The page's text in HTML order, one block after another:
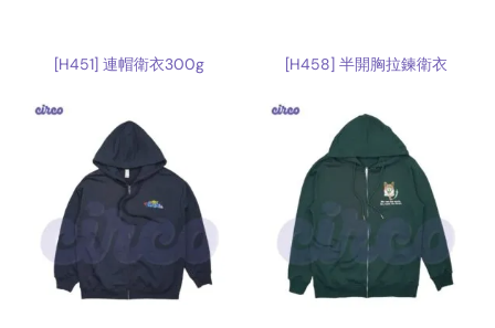
[H451] 連帽衛衣300g [H458] 半開胸拉鍊衛衣